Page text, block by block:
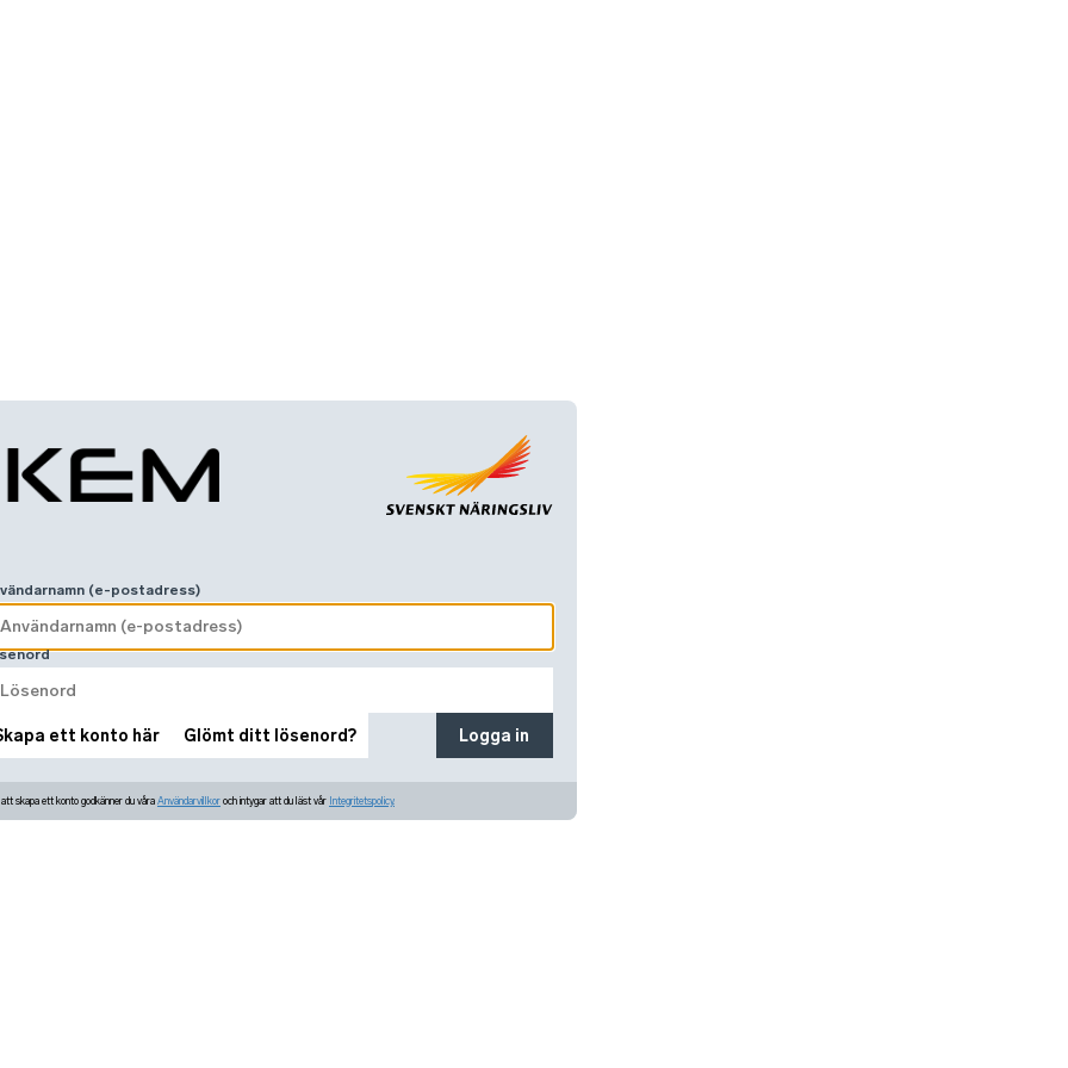
(e-postadress)
ett konto här Glömt ditt lösenord? Logga in
skapa ett konto godkänner du våra Användarvillkor och intygar att du läst vår Integritetspolicy.